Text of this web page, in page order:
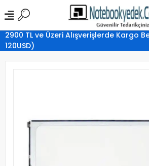
2900 TL ve Üzeri Alışverişlerde Kargo
120USD)